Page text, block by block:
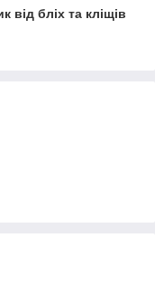
від бліх та кліщів